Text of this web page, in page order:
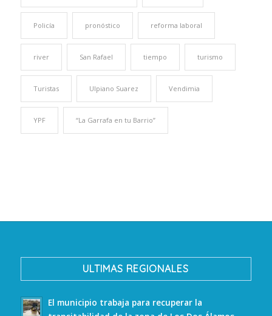
Policía pronóstico reforma laboral
river San Rafael tiempo turismo
Turistas Ulpiano Suarez Vendimia
YPF “La Garrafa en tu Barrio”
ULTIMAS REGIONALES
El municipio trabaja para recuperar la